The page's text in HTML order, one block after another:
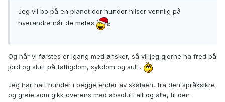
Jeg vil bo på en planet der hunder hilser vennlig på
hverandre når de møtes
Og når vi førstes er igang med ønsker, så vil jeg gjerne ha fred på
jord og slutt på fattigdom, sykdom og sult..
Jeg har hatt hunder i begge ender av skalaen, fra den språksikre
og greie som gikk overens med absolutt alt og alle, til den